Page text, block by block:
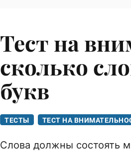
Тест на
сколько
букв
ТЕСТЫ ТЕСТ НА
Слова должны состоять